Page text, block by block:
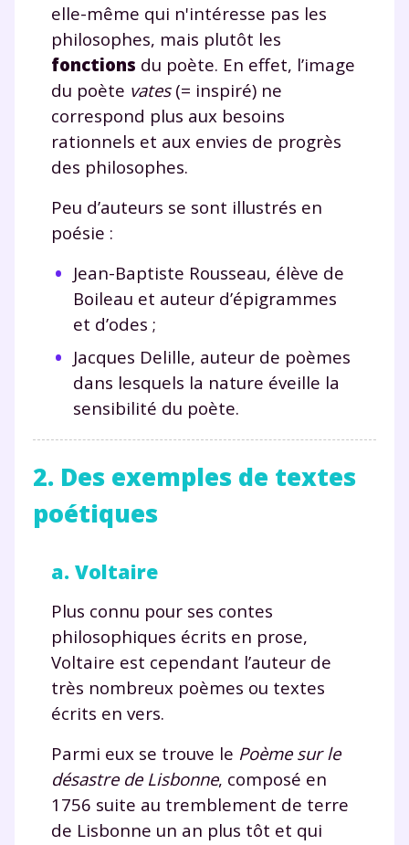
elle-même qui n'intéresse pas les
philosophes, mais plutôt les
fonctions du poète. En effet, l’image
du poète vates(= inspiré) ne
correspond plus aux besoins
rationnels et aux envies de progrès
des philosophes.
Peu d’auteurs se sont illustrés en
poésie :
Jean-Baptiste Rousseau, élève de
Boileau et auteur d’épigrammes
et d’odes ;
Jacques Delille, auteur de poèmes
dans lesquels la nature éveille la
sensibilité du poète.
2. Des exemples de textes
poétiques
a. Voltaire
Plus connu pour ses contes
philosophiques écrits en prose,
Voltaire est cependant l’auteur de
très nombreux poèmes ou textes
écrits en vers.
Parmi eux se trouve le Poème sur le
désastre de Lisbonne, composé en
1756 suite au tremblement de terre
de Lisbonne un an plus tôt et qui